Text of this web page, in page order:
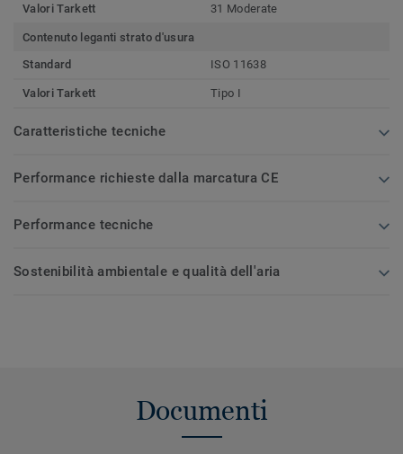
Valori Tarkett 31 Moderate
Contenuto leganti strato d'usura
Standard
ISO 11638
Valori Tarkett Tipo I
Caratteristiche tecniche
Performance richieste dalla marcatura CE
Performance tecniche
Sostenibilità ambientale e qualità dell'aria
Documenti